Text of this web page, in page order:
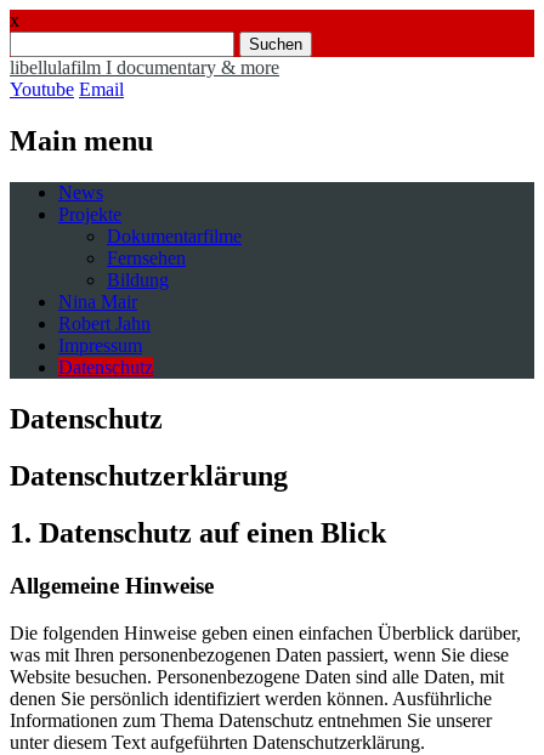
x
nach:
libellulafilm I documentary & more
Youtube Email
Main menu
Skip
News
Projekte
Dokumentarfilme
Fernsehen
Bildung
Nina Mair
Robert Jahn
Impressum
Datenschutz
Datenschutz
Datenschutz­erklärung
1. Datenschutz auf einen Blick
Allgemeine Hinweise
Die folgenden Hinweise geben einen einfachen Überblick darüber,
was mit Ihren personenbezogenen Daten passiert, wenn Sie diese
Website besuchen. Personenbezogene Daten sind alle Daten, mit
denen Sie persönlich identifiziert werden können. Ausführliche
Informationen zum Thema Datenschutz entnehmen Sie unserer
unter diesem Text aufgeführten Datenschutzerklärung.